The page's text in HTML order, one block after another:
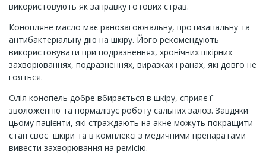
використовують як заправку готових страв.
Конопляне масло має ранозагоювальну, протизапальну та
антибактеріальну дію на шкіру. Його рекомендують
використовувати при подразненнях, хронічних шкірних
захворюваннях, подразненнях, виразках і ранах, які довго не
гояться.
Олія конопель добре вбирається в шкіру, сприяє її
зволоженню та нормалізує роботу сальних залоз. Завдяки
цьому пацієнти, які страждають на акне можуть покращити
стан своєї шкіри та в комплексі з медичними препаратами
вивести захворювання на ремісію.